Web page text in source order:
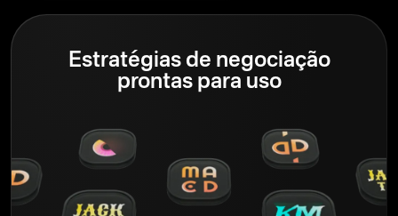
Estratégias de negociação
prontas para uso